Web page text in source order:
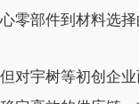
心零部件到材料选择
但对宇树等初创企